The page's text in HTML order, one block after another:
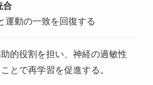
合
運動の一致を回復する
的役割を担い、神経の過敏性
とで再学習を促進する。